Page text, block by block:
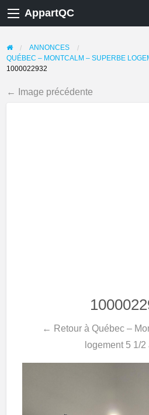
AppartQC
ANNONCES
QUÉBEC – MONTCALM – SUPERBE
1000022932
← Image précédente
← Retour à Québec –
logement 5 1/